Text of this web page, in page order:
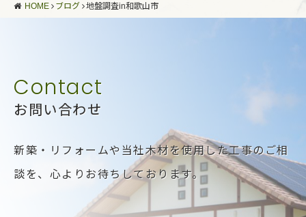
HOME ブログ 地盤調査in和歌山市
お問い合わせ
新築・リフォームや当社木材を使用した工事のご相
談を、 心よりお待ちしております。